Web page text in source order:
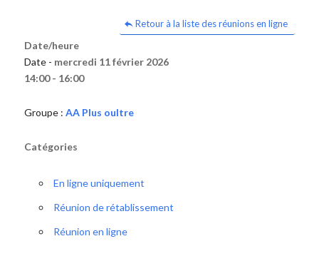
Retour à la liste des réunions en ligne
Date/heure
Date - mercredi 11 février 2026
14:00 - 16:00
Groupe : AA Plus oultre
Catégories
En ligne uniquement
Réunion de rétablissement
Réunion en ligne